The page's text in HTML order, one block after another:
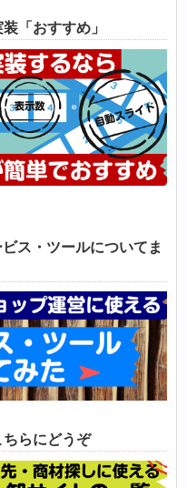
「おすすめ」
ス・ツールについてま
らにどうぞ